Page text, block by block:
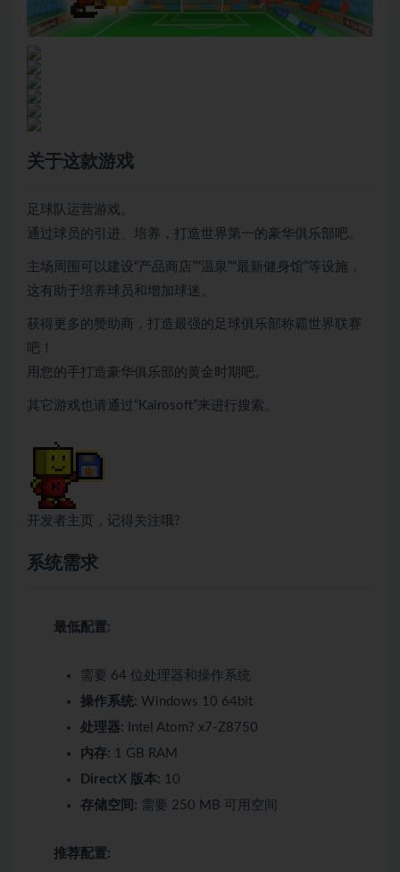
关于这款游戏
足球队运营游戏。
通过球员的引进、培养，打造世界第一的豪华俱乐部吧。
主场周围可以建设“产品商店”“温泉”“最新健身馆”等设施，
这有助于培养球员和增加球迷。
获得更多的赞助商，打造最强的足球俱乐部称霸世界联赛
吧！
用您的手打造豪华俱乐部的黄金时期吧。
其它游戏也请通过“Kairosoft”来进行搜索。
开发者主页，记得关注哦?
系统需求
最低配置:
需要 64 位处理器和操作系统
操作系统: Windows 10 64bit
处理器: Intel Atom? x7-Z8750
内存: 1 GB RAM
DirectX 版本: 10
存储空间: 需要 250 MB 可用空间
推荐配置: